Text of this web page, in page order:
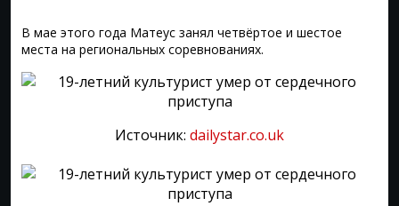
В мае этого года Матеус занял четвёртое и шестое
места на региональных соревнованиях.
Источник: dailystar.co.uk